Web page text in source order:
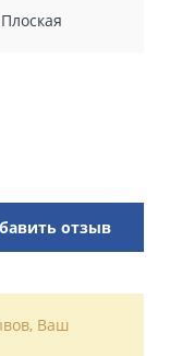
Плоская
отзыв
Ваш